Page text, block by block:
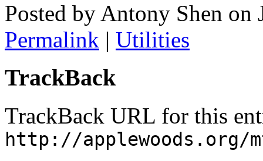
Posted by Antony Shen
Permalink | Utilities
TrackBack
TrackBack URL for this
http://applewoods.org/